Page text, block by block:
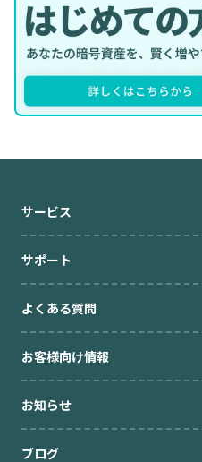
サービス
サポート
よくある質問
お客様向け情報
お知らせ
ブログ